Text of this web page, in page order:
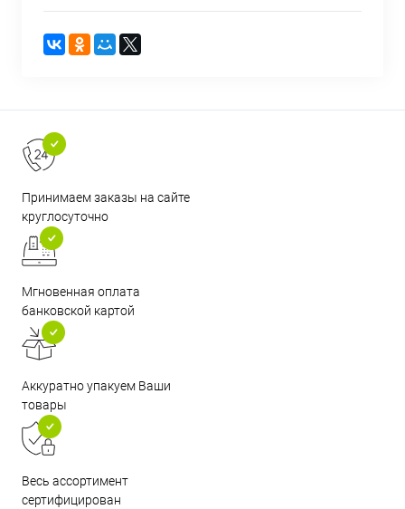
Принимаем заказы на сайте
круглосуточно
Мгновенная оплата
банковской картой
Аккуратно упакуем Ваши
товары
Весь ассортимент
сертифицирован